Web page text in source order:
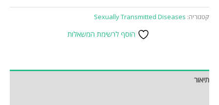
קטגוריה: Sexually Transmitted Diseases
הוסף לרשימת המשאלות
תיאור